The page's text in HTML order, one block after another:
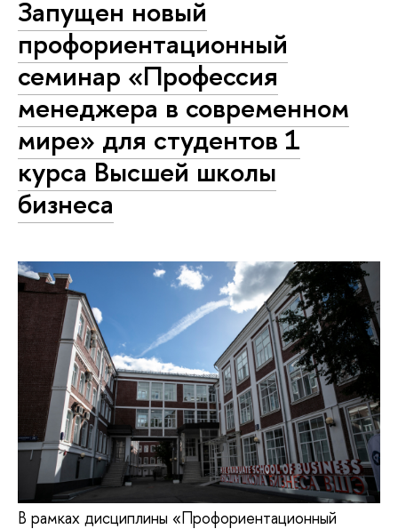
Запущен новый
профориентационный
семинар «Профессия
менеджера в современном
мире» для студентов 1
курса Высшей школы
бизнеса
В рамках дисциплины «Профориентационный